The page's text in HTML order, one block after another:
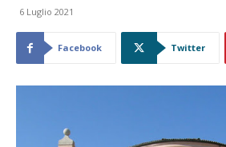
6 Luglio 2021
Facebook Twitter